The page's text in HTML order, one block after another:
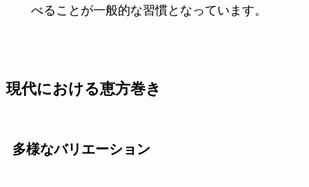
べることが一般的な習慣となっています。
現代における恵方巻き
多様なバリエーション